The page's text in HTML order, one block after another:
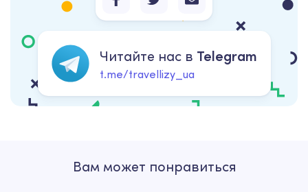
Читайте нас в Telegram
t.me/travellizy_ua
Вам может понравиться